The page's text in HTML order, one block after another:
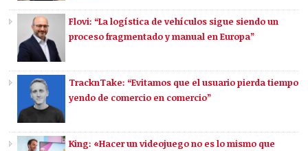
Flovi: “La logística de vehículos sigue siendo un
proceso fragmentado y manual en Europa”
TracknTake: “Evitamos que el usuario pierda tiempo
yendo de comercio en comercio”
King: «Hacer un videojuego no es lo mismo que